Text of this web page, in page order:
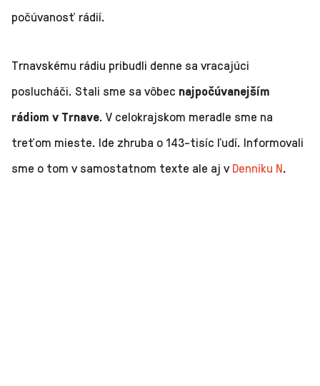
počúvanosť rádií.
Trnavskému rádiu pribudli denne sa vracajúci
poslucháči. Stali sme sa vôbec najpočúvanejším
rádiom v Trnave. V celokrajskom meradle sme na
treťom mieste. Ide zhruba o 143-tisíc ľudí. Informovali
sme o tom v samostatnom texte ale aj vDenníku N.